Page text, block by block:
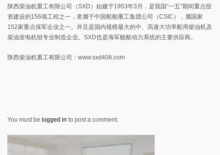
陕西柴油机重工有限公司（SXD）始建于1953年3月，是我国“一五”期间重点投
资建设的156项工程之一，隶属于中国船舶重工集团公司（CSIC），属国家
152家重点保军企业之一。并且是国内规模最大的中、高速大功率船用柴油机及
柴油发电机组专业制造企业。SXD也是海军舰船动力系统的主要供应商。
陕西柴油机重工有限公司：www.sxd408.com
You must be logged in to post a comment.